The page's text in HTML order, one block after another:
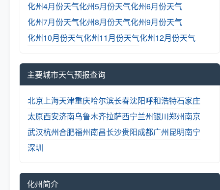
化州4月份天气化州5月份天气化州6月份天气
化州7月份天气化州8月份天气化州9月份天气
化州10月份天气化州11月份天气化州12月份天气
主要城市天气预报查询
北京上海天津重庆哈尔滨长春沈阳呼和浩特石家庄
太原西安济南乌鲁木齐拉萨西宁兰州银川郑州南京
武汉杭州合肥福州南昌长沙贵阳成都广州昆明南宁
深圳
化州简介